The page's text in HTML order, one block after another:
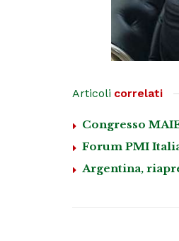
Articoli correlati
Congresso
Forum PMI
Argentina,